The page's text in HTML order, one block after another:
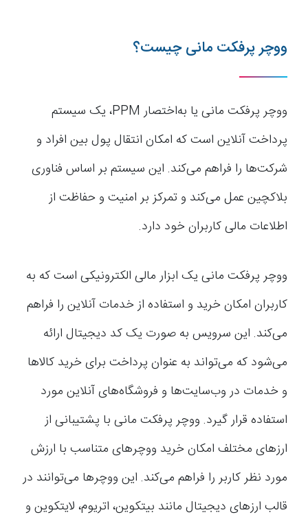
ووچر پرفکت مانی چیست؟
ووچر پرفکت مانی یا به‌اختصار PPM، یک سیستم
پرداخت آنلاین است که امکان انتقال پول بین افراد و
شرکت‌ها را فراهم می‌کند. این سیستم بر اساس فناوری
بلاکچین عمل می‌کند و تمرکز بر امنیت و حفاظت از
اطلاعات مالی کاربران خود دارد.
ووچر پرفکت مانی یک ابزار مالی الکترونیکی است که به
کاربران امکان خرید و استفاده از خدمات آنلاین را فراهم
می‌کند. این سرویس به صورت یک کد دیجیتال ارائه
می‌شود که می‌تواند به عنوان پرداخت برای خرید کالاها
و خدمات در وب‌سایت‌ها و فروشگاه‌های آنلاین مورد
استفاده قرار گیرد. ووچر پرفکت مانی با پشتیبانی از
ارزهای مختلف امکان خرید ووچرهای متناسب با ارزش
مورد نظر کاربر را فراهم می‌کند. این ووچرها می‌توانند در
قالب ارزهای دیجیتال مانند بیتکوین، اتریوم، لایتکوین و